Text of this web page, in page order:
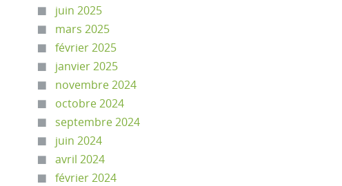
juin 2025
mars 2025
février 2025
janvier 2025
novembre 2024
octobre 2024
septembre 2024
juin 2024
avril 2024
février 2024